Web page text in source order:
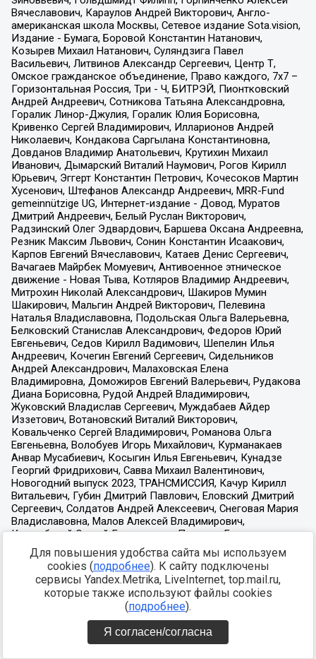
Для повышения удобства сайта мы используем
cookies (подробнее). К сайту подключены
сервисы Yandex.Metrika, LiveInternet, top.mail.ru,
которые также используют файлы cookies
(подробнее).
Я согласен/согласна